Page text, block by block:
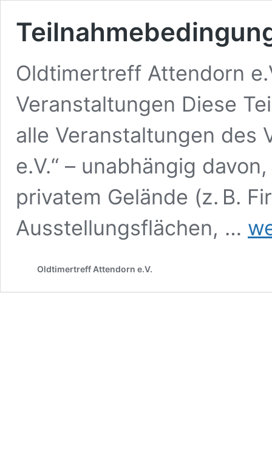
Oldtimertreff Attendorn
Veranstaltungen Diese
alle Veranstaltungen des
e.V.“ – unabhängig
privatem Gelände (z. B.
Ausstellungsflächen, …
Oldtimertreff Attendorn e.V.